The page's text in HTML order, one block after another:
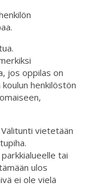
jos oppilas on
henkilöstön
vietetään
tai
ulos
ei ole vielä